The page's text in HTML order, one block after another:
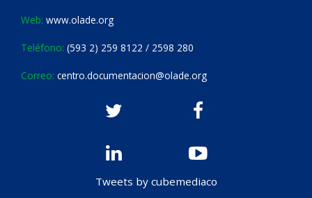
Web: www.olade.org
Teléfono: (593 2) 259 8122 / 2598 280
Correo: centro.documentacion@olade.org
Tweets by cubemediaco